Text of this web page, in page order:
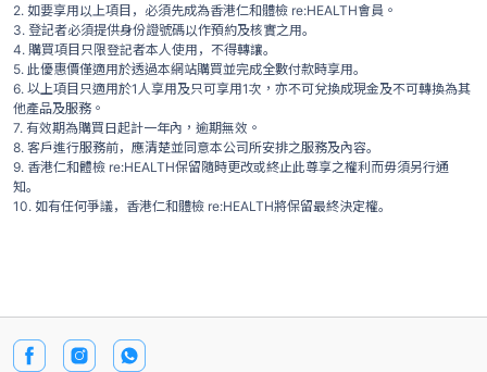
2. 如要享用以上項目，必須先成為香港仁和體檢 re:HEALTH會員。
3. 登記者必須提供身份證號碼以作預約及核實之用。
4. 購買項目只限登記者本人使用，不得轉讓。
5. 此優惠價僅適用於透過本網站購買並完成全數付款時享用。
6. 以上項目只適用於1人享用及只可享用1次，亦不可兌換成現金及不可轉換為其
他產品及服務。
7. 有效期為購買日起計一年內，逾期無效。
8. 客戶進行服務前，應清楚並同意本公司所安排之服務及內容。
9. 香港仁和體檢 re:HEALTH保留隨時更改或終止此尊享之權利而毋須另行通
知。
10. 如有任何爭議，香港仁和體檢 re:HEALTH將保留最終決定權。